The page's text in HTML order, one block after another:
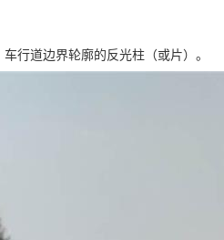
行道边界轮廓的反光柱（或片）。